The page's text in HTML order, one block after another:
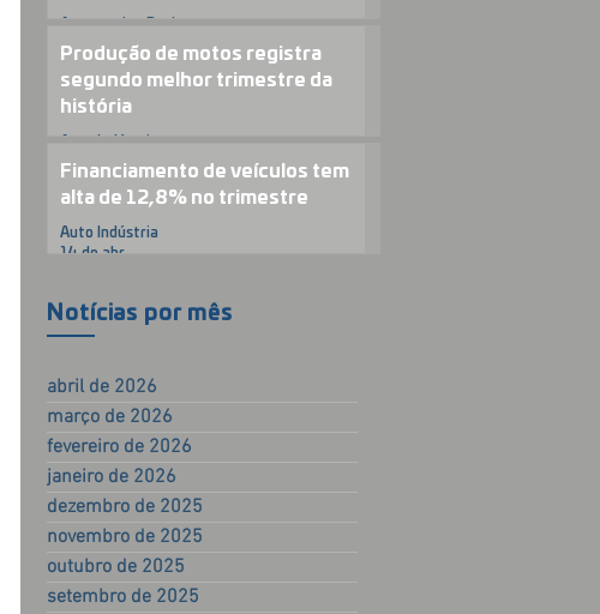
23 de abr.
Produção de motos registra
segundo melhor trimestre da
história
15 de abr.
Financiamento de veículos tem
alta de 12,8% no trimestre
Auto Indústria
14 de abr.
Notícias por mês
abril de 2026
março de 2026
fevereiro de 2026
janeiro de 2026
dezembro de 2025
novembro de 2025
outubro de 2025
setembro de 2025